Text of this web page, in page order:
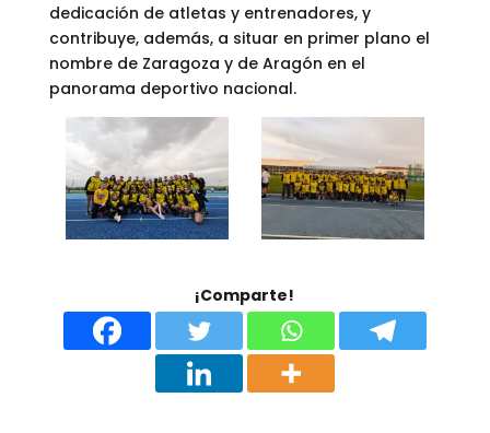
dedicación de atletas y entrenadores, y
contribuye, además, a situar en primer plano el
nombre de Zaragoza y de Aragón en el
panorama deportivo nacional.
¡Comparte!